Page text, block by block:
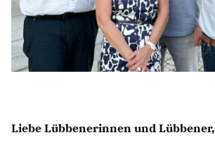
Liebe Lübbenerinnen und Lübbener,